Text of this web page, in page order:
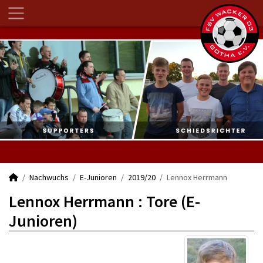
Nachwuchs E-Junioren 2019/20 Lennox Herrmann
Lennox Herrmann : Tore (E-
Junioren)